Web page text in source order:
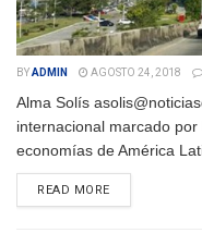
BYADMIN AGOSTO 24, 2018
Alma Solís
internacional marcado
economías de América
READ MOREDETAILS